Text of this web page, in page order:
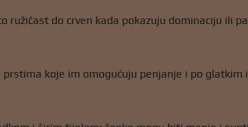
ružičast do crven kada pokazuju dominaciju ili
koje im omogućuju penjanje i po